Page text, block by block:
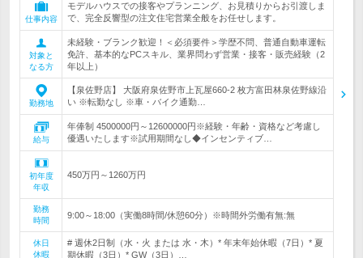
仕事内容
モデルハウスでの接客やプランニング、お見積りからお引渡しま
で、完全反響型の注文住宅営業全般をお任せします。
対象と
なる方
未経験・ブランク歓迎！＜必須要件＞学歴不問、普通自動車運転
免許、基本的なPCスキル、業界問わず営業・接客・販売経験（2
年以上）
勤務地
【泉佐野店】 大阪府泉佐野市上瓦屋660-2 枚方富田林泉佐野線沿
い ※転勤なし ※車・バイク通勤…
給与
年俸制 4500000円～12600000円※経験・年齢・資格など考慮し
優遇いたします※試用期間なし◆インセンティブ…
初年度
年収
450万円～1260万円
勤務
時間
9:00～18:00（実働8時間/休憩60分）※時間外労働有無:無
休日
休暇
# 週休2日制（水・火 または 水・木）* 年末年始休暇（7日）* 夏
期休暇（3日）* GW（3日）…